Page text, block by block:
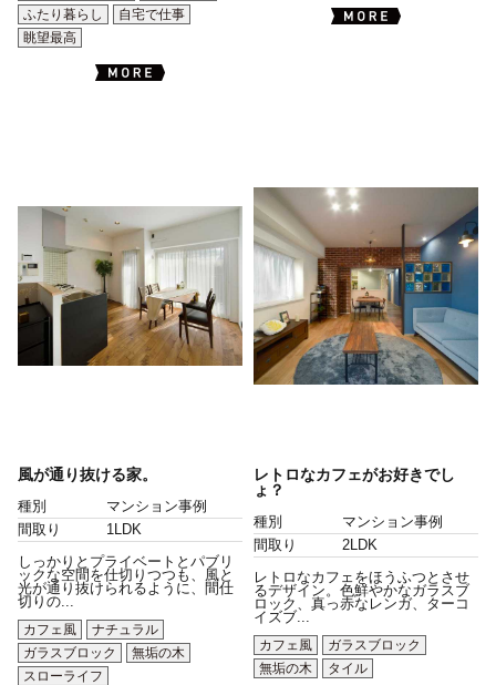
ふたり暮らし
自宅で仕事
眺望最高
風が通り抜ける家。
種別
マンション事例
間取り
1LDK
しっかりとプライベートとパブリ
ックな空間を仕切りつつも、風と
光が通り抜けられるように、間仕
切りの...
カフェ風
ナチュラル
ガラスブロック
無垢の木
スローライフ
レトロなカフェがお好きでし
ょ？
種別
マンション事例
間取り
2LDK
レトロなカフェをほうふつとさせ
るデザイン。色鮮やかなガラスブ
ロック、真っ赤なレンガ、ターコ
イズブ...
カフェ風
ガラスブロック
無垢の木
タイル